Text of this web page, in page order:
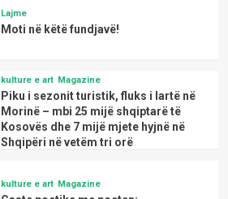
Lajme
Moti në këtë fundjavë!
kulture e art Magazine
Piku i sezonit turistik, fluks i lartë në
Morinë – mbi 25 mijë shqiptarë të
Kosovës dhe 7 mijë mjete hyjnë në
Shqipëri në vetëm tri orë
kulture e art Magazine